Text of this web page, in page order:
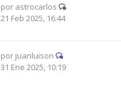
por astrocarlos
21 Feb 2025, 16:44
por juanluison
31 Ene 2025, 10:19